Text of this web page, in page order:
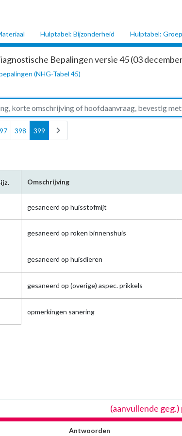
Hulptabel: Bijzonderheid Hulptabel: Groep
Bepalingen versie 45 (03
(NHG-Tabel 45)
398 399 chevron_right
Omschrijving
gesaneerd op huisstofmijt
gesaneerd op roken binnenshuis
gesaneerd op huisdieren
gesaneerd op (overige) aspec. prikkels
opmerkingen sanering
(aanvullende geg.)
Antwoorden